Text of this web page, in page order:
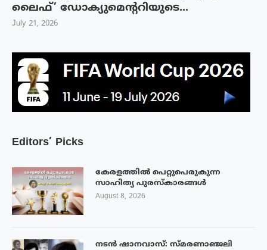
Editors’ Picks
കേരളത്തിൽ പെറ്റുപെരുകുന്ന
സാഹിത്യ പുരസ്‌കാരങ്ങൾ
August 8, 2026
നടൻ ഷാനവാസ്: സ്മരണാഞ്ജലി
ലൈഫ്’ ഡോക്യുമെന്ററിയുടെ...
July 21, 2026